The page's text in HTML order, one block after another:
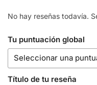
No hay reseñas todavía.
Tu puntuación global
Título de tu reseña